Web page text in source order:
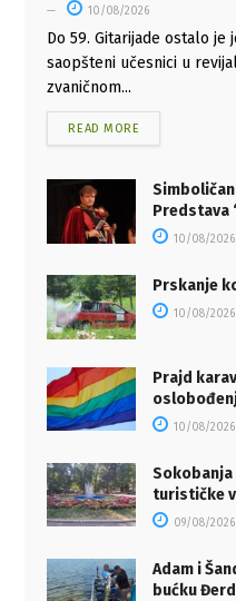
10/08/2026
Do 59. Gitarijade ostalo je
saopšteni učesnici u
zvaničnom...
READ MORE
Predstava
10/08/2026
Prskanje
10/08/2026
Prajd
10/08/2026
turističke
09/08/2026
Adam i
bućku